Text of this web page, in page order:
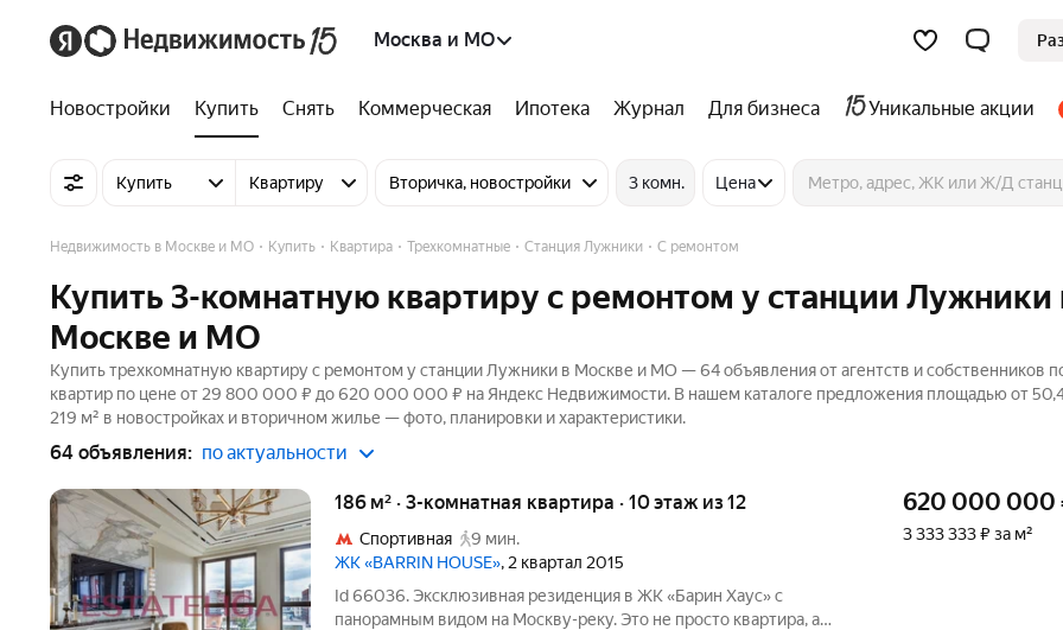
Москва и МО
Новостройки Купить Снять Коммерческая Ипотека Журнал Для бизнеса Уникальные акции
Купить Квартиру Вторичка, новостройки 3 комн. Цена
Недвижимость в Москве и МО Купить Квартира Трехкомнатные Станция Лужники С ремонтом
Купить 3-комнатную квартиру с ремонтом у станции Лужники
Москве и МО
Купить трехкомнатную квартиру с ремонтом у станции Лужники в Москве и МО — 64 объявления от агентств и собственников
квартир по цене от 29 800 000 ₽ до 620 000 000 ₽ на Яндекс Недвижимости. В нашем каталоге предложения площадью от
219 м² в новостройках и вторичном жилье — фото, планировки и характеристики.
64 объявления: по актуальности
186 м² · 3-комнатная квартира · 10 этаж из 12
Спортивная
9 мин.
ЖК «BARRIN HOUSE», 2 квартал 2015
Id 66036. Эксклюзивная резиденция в ЖК «Барин Хаус» с
панорамным видом на Москву-реку. Это не просто квартира, а
620 000 000
3 333 333 ₽ за м²